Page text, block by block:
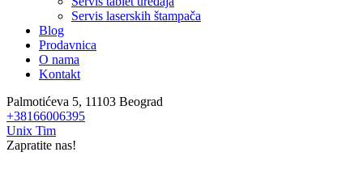
Servis laserskih štampača
Blog
Prodavnica
O nama
Kontakt
Palmotićeva 5, 11103 Beograd
+38166006395
Unix Tim
Zapratite nas!